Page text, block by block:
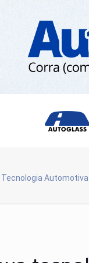
Tecnologia Automotiva